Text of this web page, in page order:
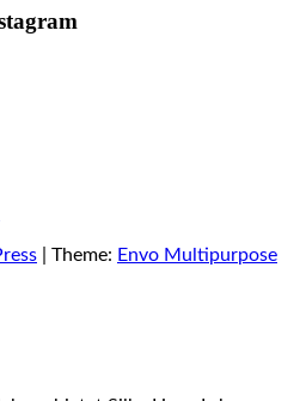
Theme: Envo Multipurpose